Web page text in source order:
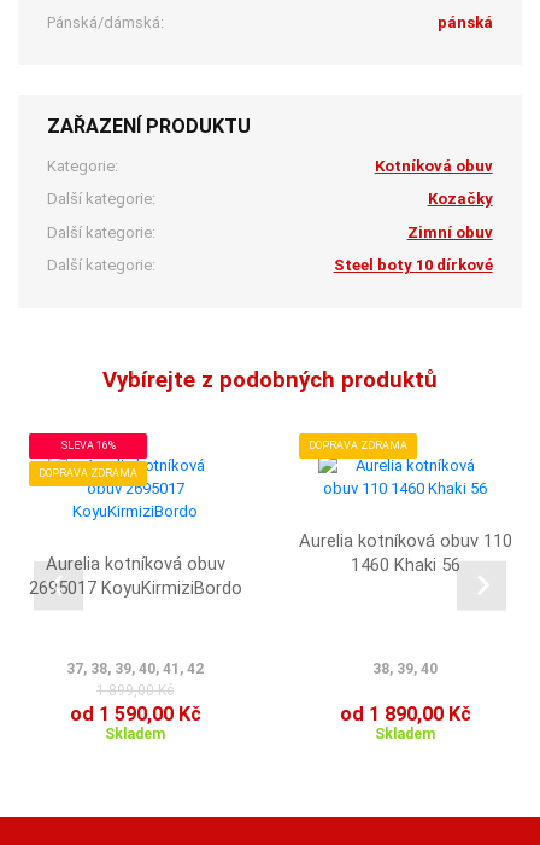
Pánská/dámská:
pánská
ZAŘAZENÍ PRODUKTU
Kategorie:
Kotníková obuv
Další kategorie:
Kozačky
Další kategorie:
Zimní obuv
Další kategorie:
Steel boty 10 dírkové
Vybírejte z podobných produktů
SLEVA 16%
DOPRAVA ZDRAMA
Aurelia kotníková obuv
2695017 KoyuKirmiziBordo
37, 38, 39, 40, 41, 42
1 899,00 Kč
od 1 590,00 Kč
Skladem
DOPRAVA ZDRAMA
Aurelia kotníková obuv 110
1460 Khaki 56
38, 39, 40
od 1 890,00 Kč
Skladem